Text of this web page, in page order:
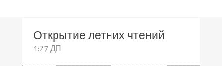
Открытие летних чтений
1:27 ДП